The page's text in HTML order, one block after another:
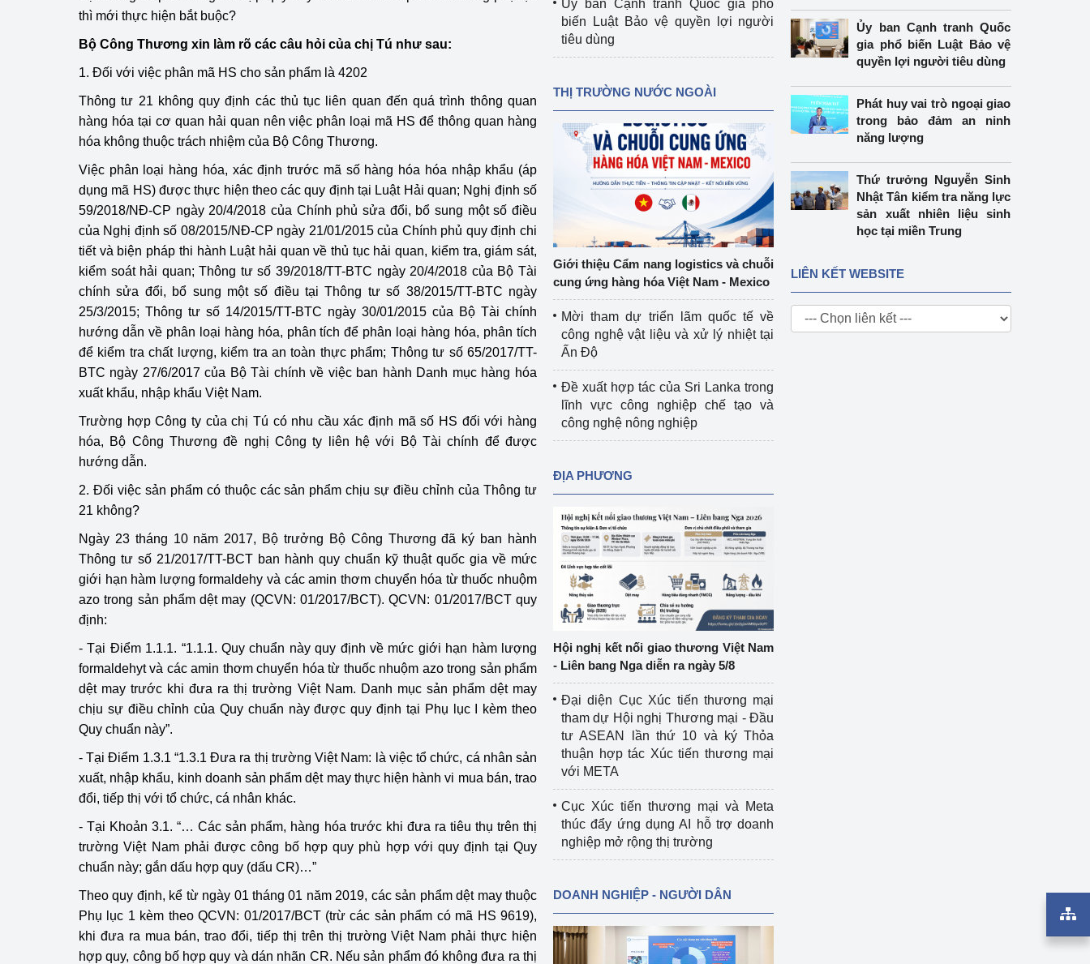
Tổ chức kiểm định
Tổ chức kiểm định kỹ thuật an toàn lao
động thuộc thẩm quyền quản lý của
Tổ chức được cấp GCN đăng ký, hoạt
động kiểm định thiết bị, dụng cụ điện
làm việc ở môi trường không có nguy
hiểm khí, bụi nổ
Cơ sở sản xuất, sửa chữa chai chứa
LPG
Tổ chức huấn luyện, bồi dưỡng
nghiệp vụ kiểm định kỹ thuật an toàn
lao động
Văn hóa ngành Công Thương
Tái cơ cấu ngành Công Thương
Quản lý thị trường
Sử dụng năng lượng tiết kiệm và
hiệu quả
Hiệu quả năng lượng
Khoa học, công nghệ và đổi mới sáng
tạo
Thông báo
Bảo vệ môi trường Video bảo vệ môi trường
Album ảnh bảo vệ môi trường
Đọc báo giúp bạn
Bảo vệ nền tảng tư tưởng của Đảng
Doanh nghiệp - Người dân
Xúc tiến thương mại Khu vực miền Bắc
Khu vực miền Nam
Thị trường châu Á – châu Phi
Thị trường châu Âu – châu Mỹ
Thị trường trong nước
Ngành Công Thương đưa nghị quyết
Đại hội XIV của Đảng vào cuộc sống
Phát triển công nghiệpCông nghiệp nền tảng
Sản xuất công nghiệp
thì mới thực hiện bắt buộc?
Bộ Công Thương xin làm rõ các câu hỏi của chị Tú như sau:
1. Đối với việc phân mã HS cho sản phẩm là 4202
Thông tư 21 không quy định các thủ tục liên quan đến quá trình thông quan
hàng hóa tại cơ quan hải quan nên việc phân loại mã HS để thông quan hàng
hóa không thuộc trách nhiệm của Bộ Công Thương.
Việc phân loại hàng hóa, xác định trước mã số hàng hóa hóa nhập khẩu (áp
dụng mã HS) được thực hiện theo các quy định tại Luật Hải quan; Nghị định số
59/2018/NĐ-CP ngày 20/4/2018 của Chính phủ sửa đổi, bổ sung một số điều
của Nghị định số 08/2015/NĐ-CP ngày 21/01/2015 của Chính phủ quy định chi
tiết và biện pháp thi hành Luật hải quan về thủ tục hải quan, kiểm tra, giám sát,
kiểm soát hải quan; Thông tư số 39/2018/TT-BTC ngày 20/4/2018 của Bộ Tài
chính sửa đổi, bổ sung một số điều tại Thông tư số 38/2015/TT-BTC ngày
25/3/2015; Thông tư số 14/2015/TT-BTC ngày 30/01/2015 của Bộ Tài chính
hướng dẫn về phân loại hàng hóa, phân tích để phân loại hàng hóa, phân tích
để kiểm tra chất lượng, kiểm tra an toàn thực phẩm; Thông tư số 65/2017/TT-
BTC ngày 27/6/2017 của Bộ Tài chính về việc ban hành Danh mục hàng hóa
xuất khẩu, nhập khẩu Việt Nam.
Trường hợp Công ty của chị Tú có nhu cầu xác định mã số HS đối với hàng
hóa, Bộ Công Thương đề nghị Công ty liên hệ với Bộ Tài chính để được
hướng dẫn.
2. Đối việc sản phẩm có thuộc các sản phẩm chịu sự điều chỉnh của Thông tư
21 không?
Ngày 23 tháng 10 năm 2017, Bộ trưởng Bộ Công Thương đã ký ban hành
Thông tư số 21/2017/TT-BCT ban hành quy chuẩn kỹ thuật quốc gia về mức
giới hạn hàm lượng formaldehy và các amin thơm chuyển hóa từ thuốc nhuộm
azo trong sản phẩm dệt may (QCVN: 01/2017/BCT). QCVN: 01/2017/BCT quy
định:
- Tại Điểm 1.1.1. “1.1.1. Quy chuẩn này quy định về mức giới hạn hàm lượng
formaldehyt và các amin thơm chuyển hóa từ thuốc nhuộm azo trong sản phẩm
dệt may trước khi đưa ra thị trường Việt Nam. Danh mục sản phẩm dệt may
chịu sự điều chỉnh của Quy chuẩn này được quy định tại Phụ lục I kèm theo
Quy chuẩn này”.
- Tại Điểm 1.3.1 “1.3.1 Đưa ra thị trường Việt Nam: là việc tổ chức, cá nhân sản
xuất, nhập khẩu, kinh doanh sản phẩm dệt may thực hiện hành vi mua bán, trao
đổi, tiếp thị với tổ chức, cá nhân khác.
- Tại Khoản 3.1. “… Các sản phẩm, hàng hóa trước khi đưa ra tiêu thụ trên thị
trường Việt Nam phải được công bố hợp quy phù hợp với quy định tại Quy
chuẩn này; gắn dấu hợp quy (dấu CR)…”
Theo quy định, kể từ ngày 01 tháng 01 năm 2019, các sản phẩm dệt may thuộc
Phụ lục 1 kèm theo QCVN: 01/2017/BCT (trừ các sản phẩm có mã HS 9619),
khi đưa ra mua bán, trao đổi, tiếp thị trên thị trường Việt Nam phải thực hiện
hợp quy, công bố hợp quy và dán nhãn CR. Nếu sản phẩm đó không đưa ra thị
Ủy ban Cạnh tranh Quốc gia phổ
biến Luật Bảo vệ quyền lợi người
tiêu dùng
THỊ TRƯỜNG NƯỚC NGOÀI
Giới thiệu Cẩm nang logistics và chuỗi
cung ứng hàng hóa Việt Nam - Mexico
Mời tham dự triển lãm quốc tế về
công nghệ vật liệu và xử lý nhiệt tại
Ấn Độ
Đề xuất hợp tác của Sri Lanka trong
lĩnh vực công nghiệp chế tạo và
công nghệ nông nghiệp
ĐỊA PHƯƠNG
Hội nghị kết nối giao thương Việt Nam
- Liên bang Nga diễn ra ngày 5/8
Đại diện Cục Xúc tiến thương mại
tham dự Hội nghị Thương mại - Đầu
tư ASEAN lần thứ 10 và ký Thỏa
thuận hợp tác Xúc tiến thương mại
với META
Cục Xúc tiến thương mại và Meta
thúc đẩy ứng dụng AI hỗ trợ doanh
nghiệp mở rộng thị trường
DOANH NGHIỆP - NGƯỜI DÂN
Ủy ban Cạnh tranh Quốc
gia phổ biến Luật Bảo vệ
quyền lợi người tiêu dùng
Phát huy vai trò ngoại giao
trong bảo đảm an ninh
năng lượng
Thứ trưởng Nguyễn Sinh
Nhật Tân kiểm tra năng lực
sản xuất nhiên liệu sinh
học tại miền Trung
LIÊN KẾT WEBSITE